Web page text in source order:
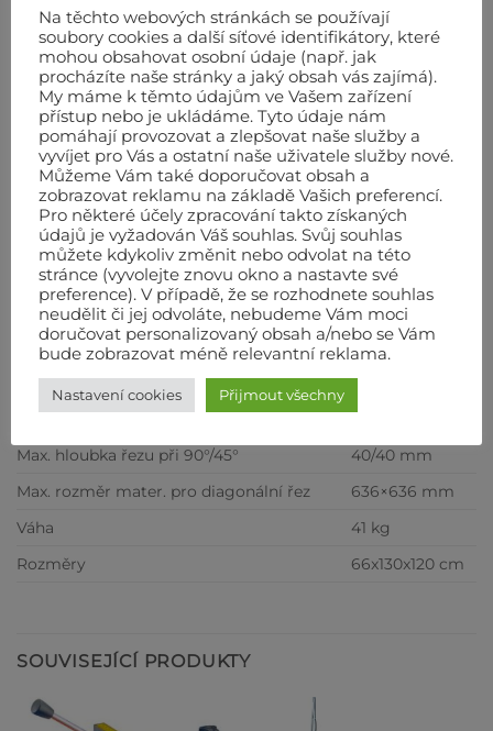
Výbava na přání
boční rozšíření stolu 60×50 cm
boční doraz s úchytem
dlouhý úchyt pro boční doraz 1 pár
uzamykací držák dlaždic
Technické údaje
Motor
230/50 V/Hz
Příkon motoru
1,0 kW
Otáčky motoru
2800 ot./min.
Max. průměr kotouče
200 mm
Max. délka řezu
900 mm
Max. hloubka řezu při 90°/45°
40/40 mm
Max. rozměr mater. pro diagonální řez
636×636 mm
Váha
41 kg
Rozměry
66x130x120 cm
SOUVISEJÍCÍ PRODUKTY
Na těchto webových stránkách se používají
soubory cookies a další síťové identifikátory, které
mohou obsahovat osobní údaje (např. jak
procházíte naše stránky a jaký obsah vás zajímá).
My máme k těmto údajům ve Vašem zařízení
přístup nebo je ukládáme. Tyto údaje nám
pomáhají provozovat a zlepšovat naše služby a
vyvíjet pro Vás a ostatní naše uživatele služby nové.
Můžeme Vám také doporučovat obsah a
zobrazovat reklamu na základě Vašich preferencí.
Pro některé účely zpracování takto získaných
údajů je vyžadován Váš souhlas. Svůj souhlas
můžete kdykoliv změnit nebo odvolat na této
stránce (vyvolejte znovu okno a nastavte své
preference). V případě, že se rozhodnete souhlas
neudělit či jej odvoláte, nebudeme Vám moci
doručovat personalizovaný obsah a/nebo se Vám
bude zobrazovat méně relevantní reklama.
Nastavení cookies Přijmout všechny